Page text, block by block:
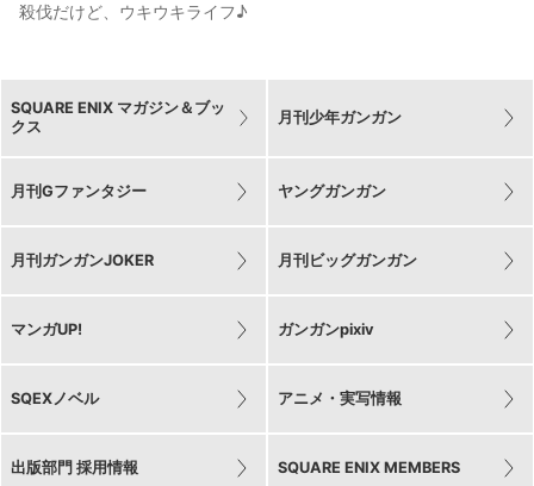
殺伐だけど、ウキウキライフ♪
SQUARE ENIX マガジン＆ブッ
クス
月刊少年ガンガン
月刊Gファンタジー ヤングガンガン
月刊ガンガンJOKER 月刊ビッグガンガン
マンガUP! ガンガンpixiv
SQEXノベル アニメ・実写情報
出版部門 採用情報 SQUARE ENIX MEMBERS